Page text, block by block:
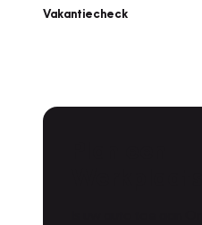
Vakantiecheck